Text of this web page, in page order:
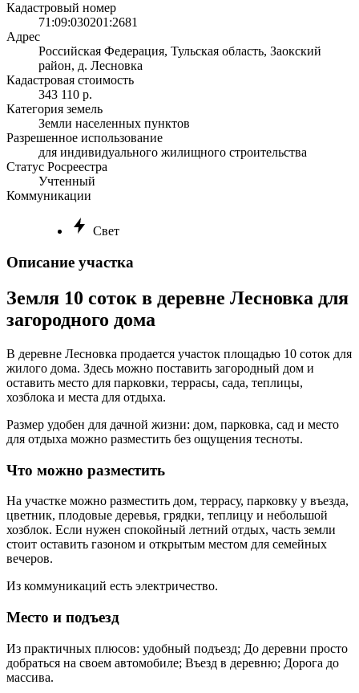
Кадастровый номер
71:09:030201:2681
Адрес
Российская Федерация, Тульская область, Заокский
район, д. Лесновка
Кадастровая стоимость
343 110 р.
Категория земель
Земли населенных пунктов
Разрешенное использование
для индивидуального жилищного строительства
Статус Росреестра
Учтенный
Коммуникации
Свет
Описание участка
Земля 10 соток в деревне Лесновка для
загородного дома
В деревне Лесновка продается участок площадью 10 соток для
жилого дома. Здесь можно поставить загородный дом и
оставить место для парковки, террасы, сада, теплицы,
хозблока и места для отдыха.
Размер удобен для дачной жизни: дом, парковка, сад и место
для отдыха можно разместить без ощущения тесноты.
Что можно разместить
На участке можно разместить дом, террасу, парковку у въезда,
цветник, плодовые деревья, грядки, теплицу и небольшой
хозблок. Если нужен спокойный летний отдых, часть земли
стоит оставить газоном и открытым местом для семейных
вечеров.
Из коммуникаций есть электричество.
Место и подъезд
Из практичных плюсов: удобный подъезд; До деревни просто
добраться на своем автомобиле; Въезд в деревню; Дорога до
массива.